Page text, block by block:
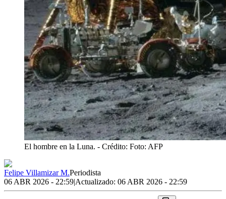
El hombre en la Luna. - Crédito: Foto: AFP
Felipe Villamizar M.Periodista
06 ABR 2026 - 22:59|Actualizado: 06 ABR 2026 - 22:59